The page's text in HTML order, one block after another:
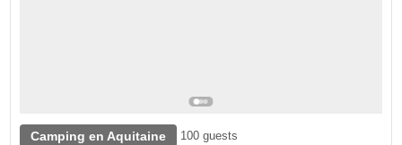
Camping en Aquitaine 100 guests